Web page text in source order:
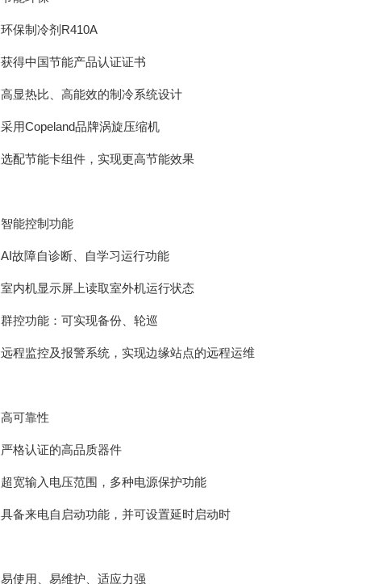
环保制冷剂 R410A
获得中国节能产品认证证书
高显热比、高能效的制冷系统设计
采用Copeland品牌涡旋压缩机
选配节能卡组件，实现更高节能效果
智能控制功能
AI故障自诊断、自学习运行功能
室内机显示屏上读取室外机运行状态
群控功能：可实现备份、轮巡
远程监控及报警系统，实现边缘站点的远程运维
高可靠性
严格认证的高品质器件
超宽输入电压范围，多种电源保护功能
具备来电自启动功能，并可设置延时启动时
易使用、易维护、适应力强